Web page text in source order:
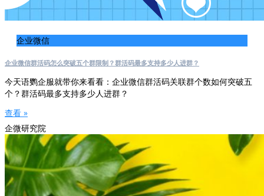
企业微信
企业微信群活码怎么突破五个群限制？群活码最多支持多少人进群？
今天语鹦企服就带你来看看：企业微信群活码关联群个数如何突破五
个？群活码最多支持多少人进群？
查看 »
企微研究院